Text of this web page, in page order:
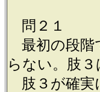
問２１
最初の段階
らない。肢３
肢３が確実